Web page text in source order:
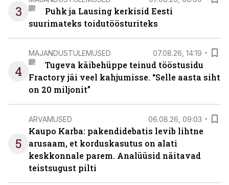
3
Puhk ja Lausing kerkisid Eesti
suurimateks toidutöösturiteks
4
MAJANDUSTULEMUSED 07.08.26, 14:19
Tugeva käibehüppe teinud tööstusidu
Fractory jäi veel kahjumisse. “Selle aasta siht
on 20 miljonit”
5
ARVAMUSED 06.08.26, 09:03
Kaupo Karba: pakendidebatis levib lihtne
arusaam, et korduskasutus on alati
keskkonnale parem. Analüüsid näitavad
teistsugust pilti